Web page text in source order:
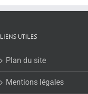
LIENS UTILES
Plan du site
Mentions légales